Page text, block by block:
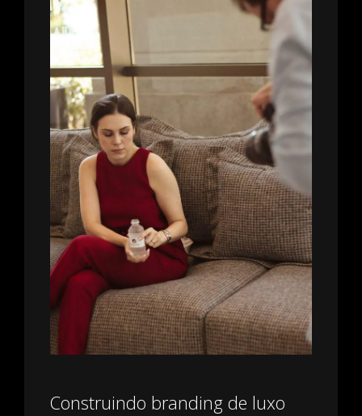
Construindo branding de luxo